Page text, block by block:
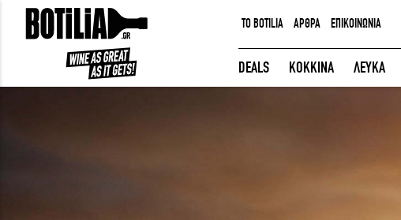
ΕΙΣΟΔΟΣ ΜΕΛΩΝ
TO BOTILIA ΑΡΘΡΑ ΕΠΙΚΟΙΝΩΝΙΑ
DEALS ΚΟΚΚΙΝΑ ΛΕΥΚΑ